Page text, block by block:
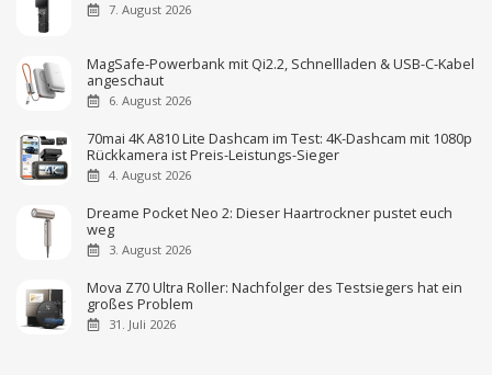
7. August 2026
MagSafe-Powerbank mit Qi2.2, Schnellladen & USB-C-Kabel
angeschaut
6. August 2026
70mai 4K A810 Lite Dashcam im Test: 4K-Dashcam mit 1080p
Rückkamera ist Preis-Leistungs-Sieger
4. August 2026
Dreame Pocket Neo 2: Dieser Haartrockner pustet euch
weg
3. August 2026
Mova Z70 Ultra Roller: Nachfolger des Testsiegers hat ein
großes Problem
31. Juli 2026